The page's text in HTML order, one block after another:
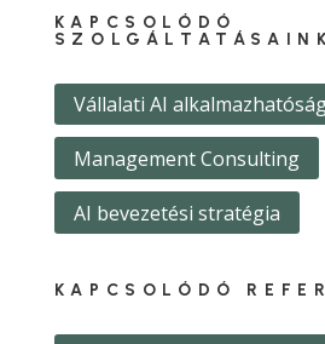
KAPCSOLÓDÓ
Vállalati AI
Management Consulting
AI bevezetési stratégia
KAPCSOLÓDÓ